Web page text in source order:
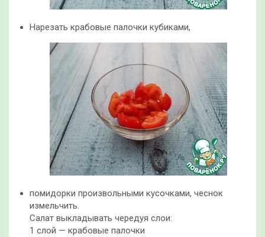
Нарезать крабовые палочки кубиками,
помидорки произвольными кусочками, чеснок
измельчить.
Салат выкладывать чередуя слои:
1 слой — крабовые палочки